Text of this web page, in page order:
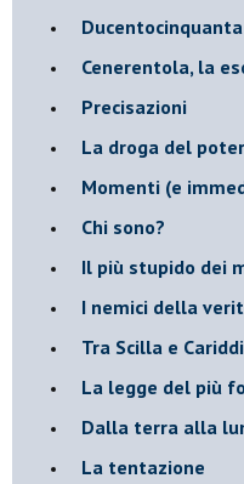
Cenerentola, la
Precisazioni
La droga del
Momenti (e
Chi sono?
Il più stupido dei
I nemici della
Tra Scilla e Cariddi
La legge del più
Dalla terra alla
La tentazione